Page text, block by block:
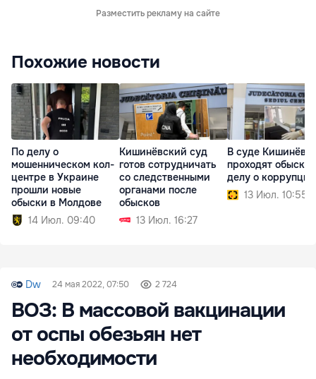
Разместить рекламу на сайте
Похожие новости
По делу о
мошенническом кол-
центре в Украине
прошли новые
обыски в Молдове
14 Июл. 09:40
Кишинёвский суд
готов сотрудничать
со следственными
органами после
обысков
13 Июл. 16:27
В суде Кишинёва
проходят обыски
делу о коррупции
13 Июл. 10:55
Dw 24 мая 2022, 07:50 2 724
ВОЗ: В массовой вакцинации
от оспы обезьян нет
необходимости